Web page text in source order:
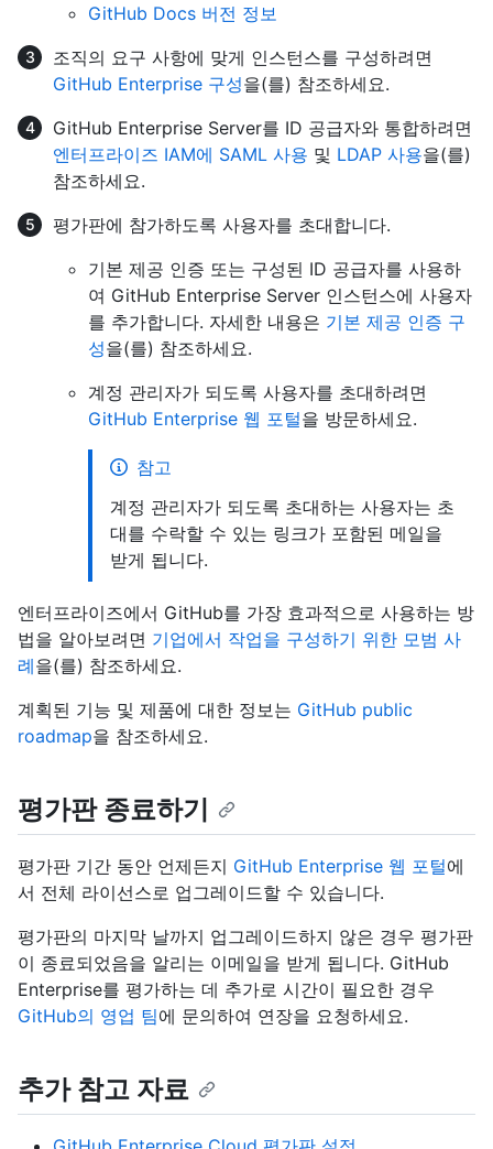
GitHub Docs 버전 정보
조직의 요구 사항에 맞게 인스턴스를 구성하려면
GitHub Enterprise 구성을(를) 참조하세요.
GitHub Enterprise Server를 ID 공급자와 통합하려면
엔터프라이즈 IAM에 SAML 사용 및 LDAP 사용을(를)
참조하세요.
평가판에 참가하도록 사용자를 초대합니다.
기본 제공 인증 또는 구성된 ID 공급자를 사용하
여 GitHub Enterprise Server 인스턴스에 사용자
를 추가합니다. 자세한 내용은 기본 제공 인증 구
성을(를) 참조하세요.
계정 관리자가 되도록 사용자를 초대하려면
GitHub Enterprise 웹 포털을 방문하세요.
참고
계정 관리자가 되도록 초대하는 사용자는 초
대를 수락할 수 있는 링크가 포함된 메일을
받게 됩니다.
엔터프라이즈에서 GitHub를 가장 효과적으로 사용하는 방
법을 알아보려면 기업에서 작업을 구성하기 위한 모범 사
례을(를) 참조하세요.
계획된 기능 및 제품에 대한 정보는 GitHub public
roadmap을 참조하세요.
평가판 종료하기
평가판 기간 동안 언제든지 GitHub Enterprise 웹 포털에
서 전체 라이선스로 업그레이드할 수 있습니다.
평가판의 마지막 날까지 업그레이드하지 않은 경우 평가판
이 종료되었음을 알리는 이메일을 받게 됩니다. GitHub
Enterprise를 평가하는 데 추가로 시간이 필요한 경우
GitHub의 영업 팀에 문의하여 연장을 요청하세요.
추가 참고 자료